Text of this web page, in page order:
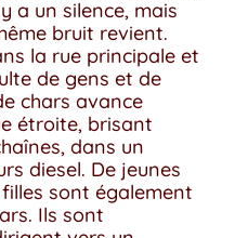
a un silence, mais
bruit revient.
la rue principale et
de gens et de
chars avance
étroite, brisant
dans un
diesel. De jeunes
sont également
Ils sont